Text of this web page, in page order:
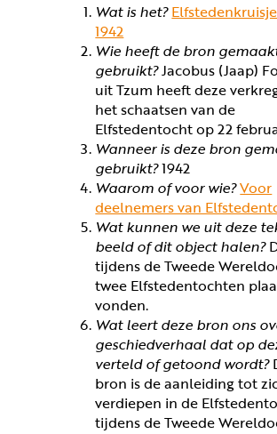
Wat is het?
1942
Wie heeft de bron
gebruikt?Jacobus (Jaap)
uit Tzum heeft deze
het schaatsen van de
Elfstedentocht op 22
Wanneer is deze bron
gebruikt?1942
Waarom of voor wie?Voor
deelnemers van
Wat kunnen we uit deze
beeld of dit object halen?
tijdens de Tweede
twee Elfstedentochten
vonden.
Wat leert deze bron ons
geschiedverhaal dat op
verteld of getoond wordt?
bron is de aanleiding tot
verdiepen in de
tijdens de Tweede